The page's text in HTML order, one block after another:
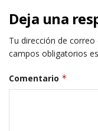
Deja una
Tu dirección de
campos obligatorios
Comentario *